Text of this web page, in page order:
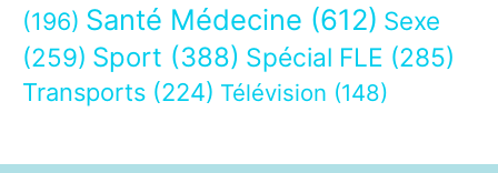
(196) Santé Médecine (612) Sexe
(259) Sport (388) Spécial FLE (285)
Transports (224) Télévision (148)